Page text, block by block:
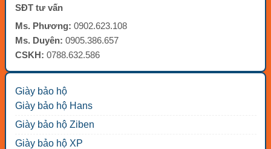
SĐT tư vấn
Ms. Phương: 0902.623.108
Ms. Duyên: 0905.386.657
CSKH: 0788.632.586
Giày bảo hộ
Giày bảo hộ Hans
Giày bảo hộ Ziben
Giày bảo hộ XP